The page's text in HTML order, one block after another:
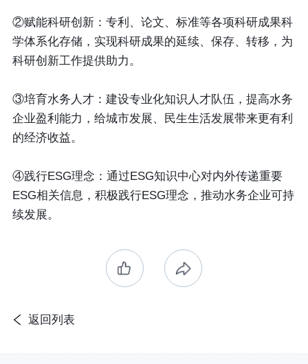
②赋能科研创新：专利、论文、标准等各项科研成果科
学体系化存储，实现科研成果的延续、保存、转移，为
科研创新工作提供助力。
③培育水务人才： 建设专业化知识人才队伍，提高水务
企业盈利能力，给城市发展、民生生活发展带来更有利
的经济收益。
④践行ESG理念： 通过ESG知识中心对内外传递重要
ESG相关信息，积极践行ESG理念，推动水务企业可持
续发展。
返回列表